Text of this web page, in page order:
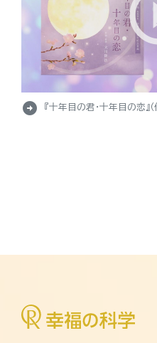
arrow_circle_right 『十年目の君・十年目の恋』